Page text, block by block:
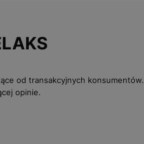
od transakcyjnych konsumentów.
opinie.